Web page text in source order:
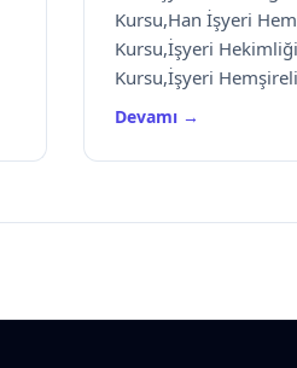
Kursu,Han İşyeri
Kursu,İşyeri Hekimliği
Kursu,İşyeri
Devamı →